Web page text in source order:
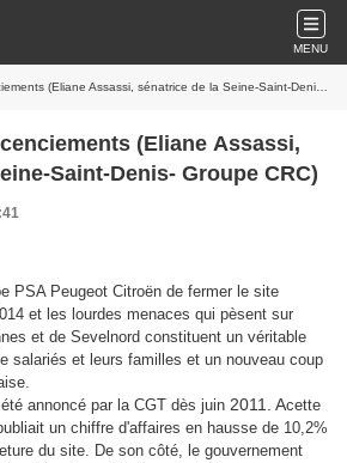
MENU
(Eliane Assassi, sénatrice de la Seine-Saint-Denis- Groupe CRC)
(Eliane Assassi,
Saint-Denis- Groupe CRC)
PSA Peugeot Citroën de fermer le site
et les lourdes menaces qui pèsent sur
et de Sevelnord constituent un véritable
salariés et leurs familles et un nouveau coup
annoncé par la CGT dès juin 2011. Acette
un chiffre d'affaires en hausse de 10,2%
du site. De son côté, le gouvernement